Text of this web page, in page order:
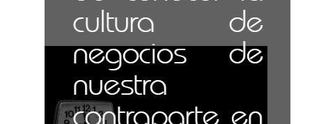
cultura de
negocios de
nuestra
contraparte en